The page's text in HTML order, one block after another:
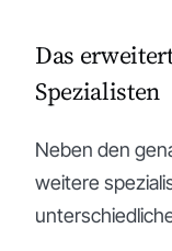
Das
Spezialisten
Neben den
weitere